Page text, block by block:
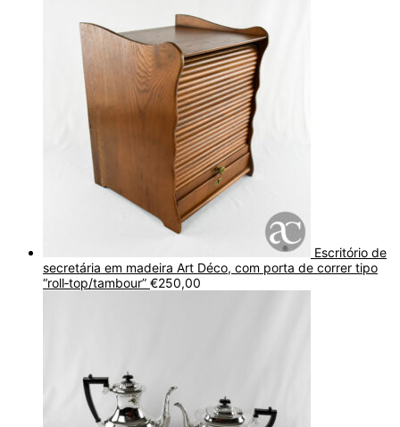
Escritório de
secretária em madeira Art Déco, com porta de correr tipo
“roll‑top/tambour” €250,00